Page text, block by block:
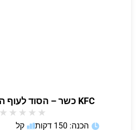
KFC כשר – הסוד לעוף המטוגן נחשף
★
★
★
★
★
הכנה: 150 דקות קל